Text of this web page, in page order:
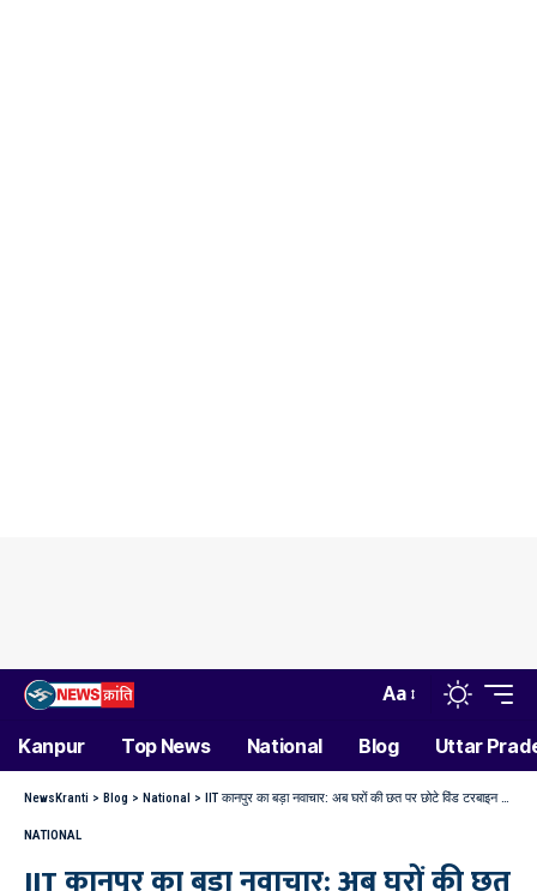
Aa
Kanpur Top News National Blog Uttar
NewsKranti > Blog > National > IIT कानपुर का बड़ा नवाचार: अब घरों की छत पर छोटे विंड टरबाइन से बनेगी बिजली, 60 यूनिट तक मासिक उत्पादन
NATIONAL